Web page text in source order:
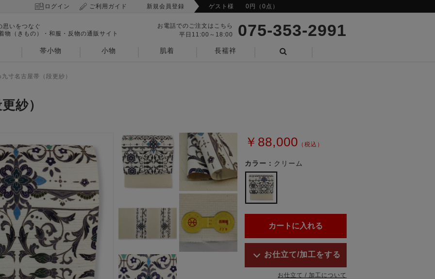
ログイン ご利用ガイド 新規会員登録 ゲスト様 0円（0点）
思いをつなぐ
物（きもの）・和服・反物の通販サイト
お電話でのご注文はこちら
平日11:00～18:00
075-353-2991
帯小物 小物 肌着
長襦袢
九寸名古屋帯（段更紗）
紗）
￥88,000 （税込）
カラー： クリーム
お仕立て/加工をする
お仕立て / 加工について